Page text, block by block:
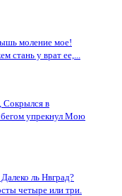
моление мое!
стань у врат ее,...
Сокрылся в
упрекнул Мою
ль Нвград?
четыре или три.